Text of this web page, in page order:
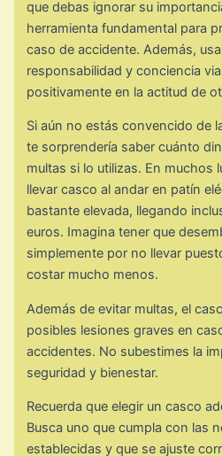
que debas ignorar su
herramienta fundamental para
caso de accidente. Además,
responsabilidad y conciencia
positivamente en la actitud de
Si aún no estás convencido de
te sorprendería saber cuánto
multas si lo utilizas. En muchos
llevar casco al andar en patín
bastante elevada, llegando
euros. Imagina tener que
simplemente por no llevar
costar mucho menos.
Además de evitar multas, el
posibles lesiones graves en
accidentes. No subestimes la
seguridad y bienestar.
Recuerda que elegir un casco
Busca uno que cumpla con las
establecidas y que se ajuste